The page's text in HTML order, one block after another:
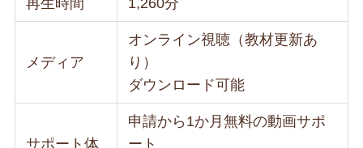
再生時間 1,260分
メディア
オンライン視聴（教材更新あ
り）
ダウンロード可能
サポート体
申請から1か月無料の動画サポ
ート